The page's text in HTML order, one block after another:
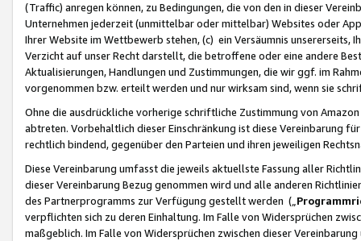
(Traffic) anregen können, zu Bedingungen, die von den in dieser
Unternehmen jederzeit (unmittelbar oder mittelbar) Websites oder
Ihrer Website im Wettbewerb stehen, (c) ein Versäumnis unsererseits,
Verzicht auf unser Recht darstellt, die betroffene oder eine andere
Aktualisierungen, Handlungen und Zustimmungen, die wir ggf. im
vorgenommen bzw. erteilt werden und nur wirksam sind, wenn sie
Ohne die ausdrückliche vorherige schriftliche Zustimmung von
abtreten. Vorbehaltlich dieser Einschränkung ist diese Vereinbarung
rechtlich bindend, gegenüber den Parteien und ihren jeweiligen
Diese Vereinbarung umfasst die jeweils aktuellste Fassung aller
dieser Vereinbarung Bezug genommen wird und alle anderen
des Partnerprogramms zur Verfügung gestellt werden („
verpflichten sich zu deren Einhaltung. Im Falle von Widersprüchen
maßgeblich. Im Falle von Widersprüchen zwischen dieser